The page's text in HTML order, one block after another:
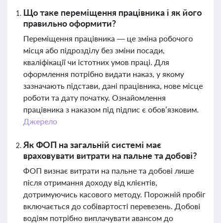
Що таке переміщення працівника і як його
правильно оформити?
Переміщення працівника — це зміна робочого
місця або підрозділу без зміни посади,
кваліфікації чи істотних умов праці. Для
оформлення потрібно видати наказ, у якому
зазначають підстави, дані працівника, нове місце
роботи та дату початку. Ознайомлення
працівника з наказом під підпис є обов’язковим.
Джерело
Як ФОП на загальній системі має
враховувати витрати на пальне та добові?
ФОП визнає витрати на пальне та добові лише
після отримання доходу від клієнтів,
дотримуючись касового методу. Порожній пробіг
включається до собівартості перевезень. Добові
водіям потрібно виплачувати авансом до